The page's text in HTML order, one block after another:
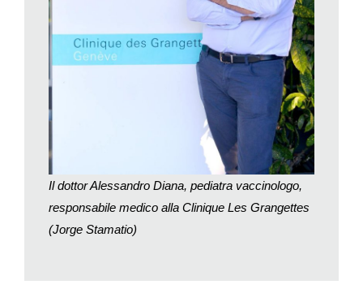
esempio. Le scienze cognitive lo spiegano col fatto che
abbiamo sviluppato una falsa vigilanza: dal momento che non
vedo più la malattia, ho la falsa impressione che il pericolo non
sia in essa perché non esiste più. Ed è molto difficile doversi
vaccinare da una malattia della quale non abbiamo visto né
percepito la minaccia». Incontriamo a Ginevra il medico
responsabile del centro pediatrico Clinique des Grangettes, il
pediatra Alessandro Diana, che ci permette di riflettere su
questa reticenza senza giudizio: «Una mia paziente africana,
ad esempio, mi chiede tutti i vaccini disponibili dicendomi che
non mi rendo conto di quante persone lei abbia visto morire di
polio, meningite e altro. Lei ha una vigilanza molto diversa dalla
Il dottor Alessandro Diana, pediatra vaccinologo,
responsabile medico alla Clinique Les Grangettes
(Jorge Stamatio)